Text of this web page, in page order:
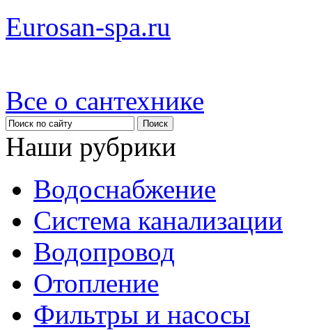
Eurosan-spa.ru
Все о сантехнике
Наши рубрики
Водоснабжение
Система канализации
Водопровод
Отопление
Фильтры и насосы